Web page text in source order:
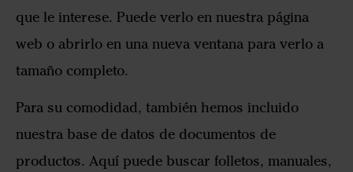
que le interese. Puede verlo en nuestra página
web o abrirlo en una nueva ventana para verlo a
tamaño completo.
Para su comodidad, también hemos incluido
nuestra base de datos de documentos de
productos. Aquí puede buscar folletos, manuales,